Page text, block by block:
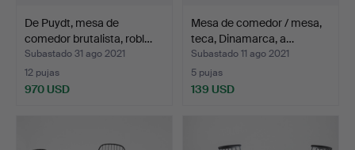
De Puydt, mesa de
comedor brutalista, robl…
Subastado 31 ago 2021
12 pujas
970 USD
Mesa de comedor / mesa,
teca, Dinamarca, a…
Subastado 11 ago 2021
5 pujas
139 USD